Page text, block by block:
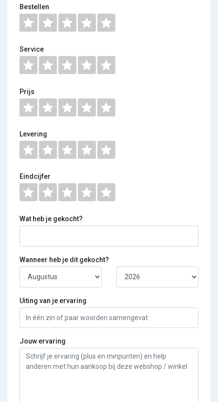
Bestellen
Service
Prijs
Levering
Eindcijfer
Wat heb je gekocht?
Wanneer heb je dit gekocht?
Uiting van je ervaring
Jouw ervaring